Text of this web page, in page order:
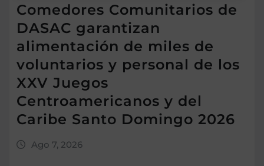
Comedores Comunitarios de
DASAC garantizan
alimentación de miles de
voluntarios y personal de los
XXV Juegos
Centroamericanos y del
Caribe Santo Domingo 2026
Ago 7, 2026